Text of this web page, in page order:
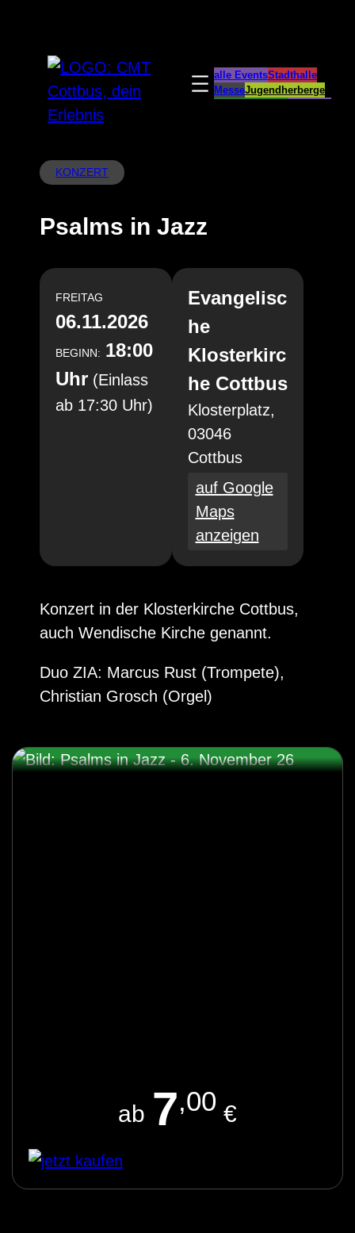
springen
alle EventsStadthalle
MesseJugendherberge
KONZERT
Psalms in Jazz
FREITAG
06.11.2026
BEGINN: 18:00
Uhr (Einlass
ab 17:30 Uhr)
Evangelisc
he
Klosterkirc
he Cottbus
Klosterplatz,
03046
Cottbus
auf Google
Maps
anzeigen
Konzert in der Klosterkirche Cottbus,
auch Wendische Kirche genannt.
Duo ZIA: Marcus Rust (Trompete),
Christian Grosch (Orgel)
ab 7,00 €